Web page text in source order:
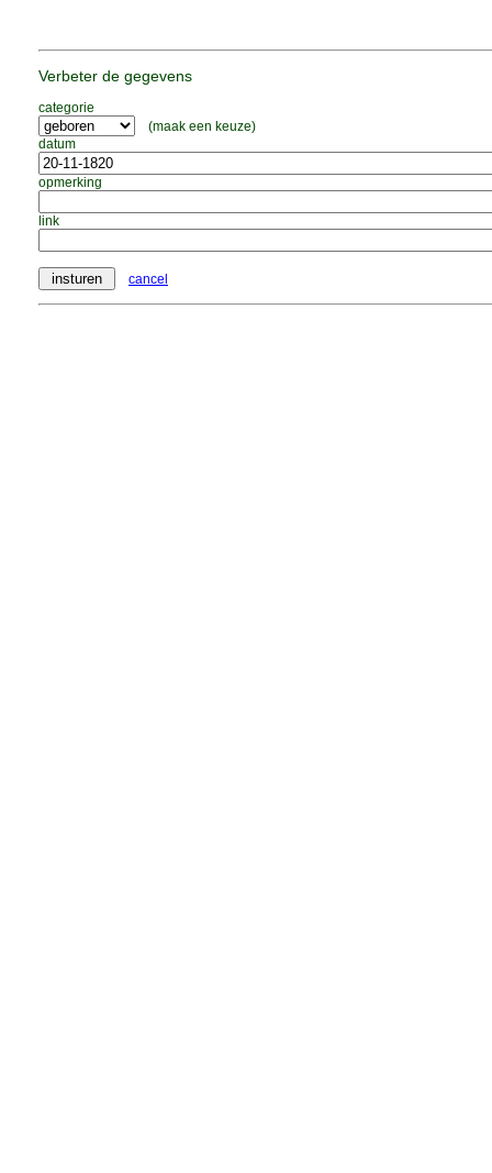
Verbeter de gegevens
categorie
(maak een keuze)
datum
opmerking
link
cancel